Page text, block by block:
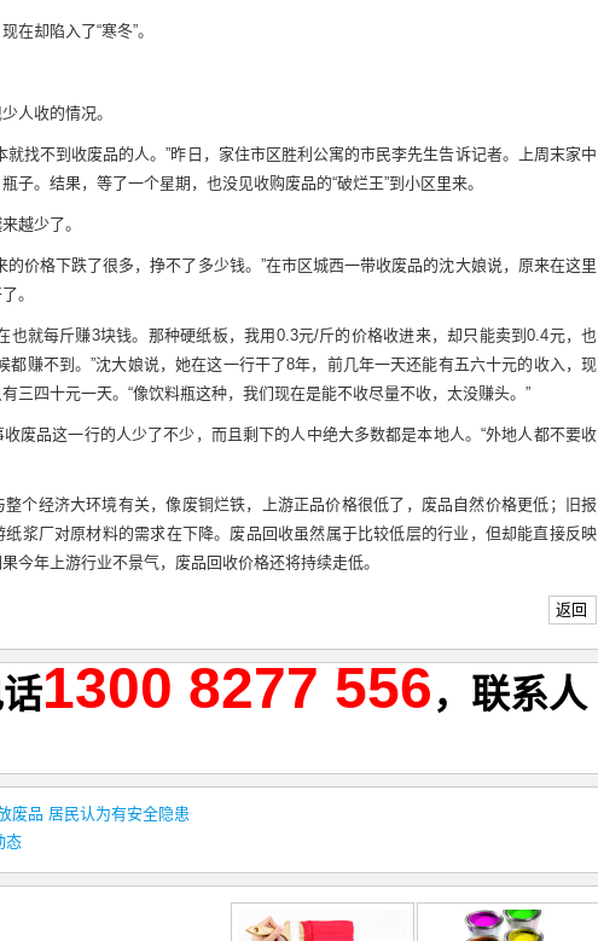
在却陷入了“寒冬”。
人收的情况。
就找不到收废品的人。”昨日，家住市区胜利公寓的市民李先生告诉记者。上周末家中
子。结果，等了一个星期，也没见收购废品的“破烂王”到小区里来。
越少了。
的价格下跌了很多，挣不了多少钱。”在市区城西一带收废品的沈大娘说，原来在这里
。
也就每斤赚3块钱。那种硬纸板，我用0.3元/斤的价格收进来，却只能卖到0.4元，也
都赚不到。”沈大娘说，她在这一行干了8年，前几年一天还能有五六十元的收入，现
三四十元一天。“像饮料瓶这种，我们现在是能不收尽量不收，太没赚头。”
废品这一行的人少了不少，而且剩下的人中绝大多数都是本地人。“外地人都不要收
个经济大环境有关，像废铜烂铁，上游正品价格很低了，废品自然价格更低；旧报
浆厂对原材料的需求在下降。废品回收虽然属于比较低层的行业，但却能直接反映
今年上游行业不景气，废品回收价格还将持续走低。
返回
1300 8277 556，联系人
废品 居民认为有安全隐患
态